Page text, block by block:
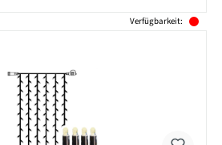
Verfügbarkeit: